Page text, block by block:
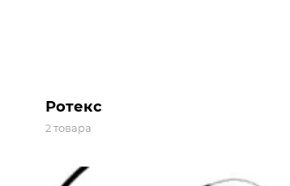
Ротекс
2 товара